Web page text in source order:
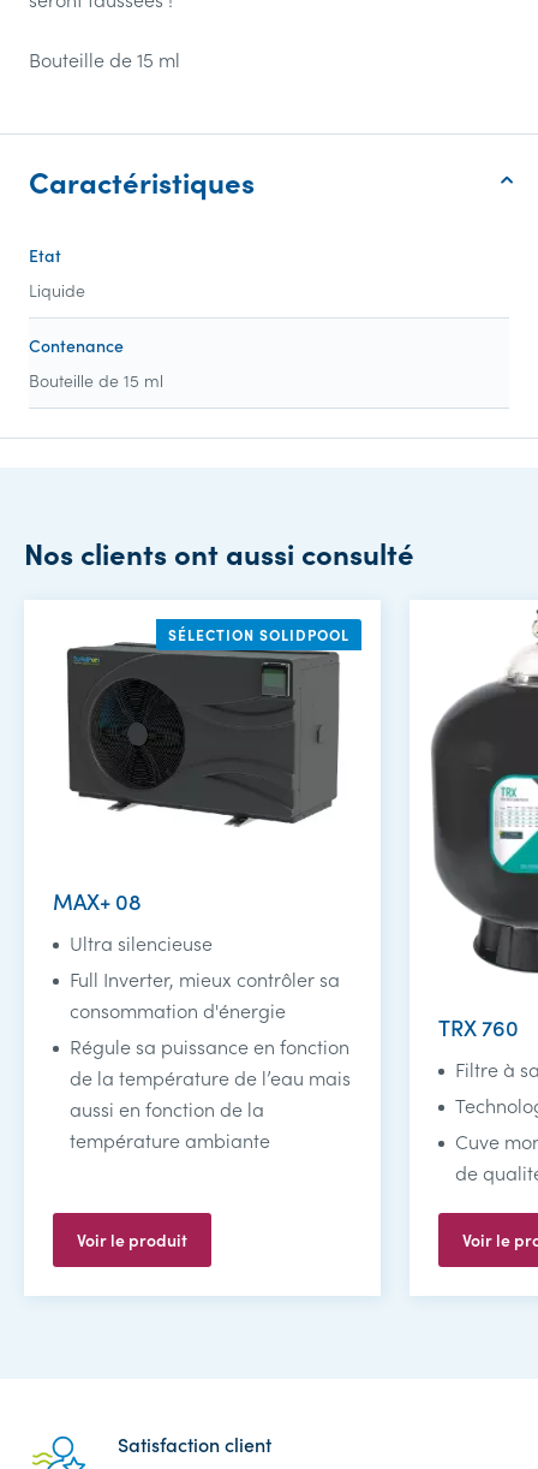
Bouteille de 15 ml
Caractéristiques
Etat
Liquide
Contenance
Bouteille de 15 ml
Nos clients ont aussi consulté
SÉLECTION SOLIDPOOL
MAX+ 08
Ultra silencieuse
Full Inverter, mieux contrôler sa
consommation d'énergie
Régule sa puissance en fonction
de la température de l’eau mais
aussi en fonction de la
température ambiante
Voir le produit
TRX 760
Filtre à
Cuve
de
Voir le
Reassurance
Satisfaction client